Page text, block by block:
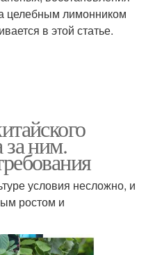
целебным лимонником
в этой статье.
ним.
условия несложно, и
ростом и